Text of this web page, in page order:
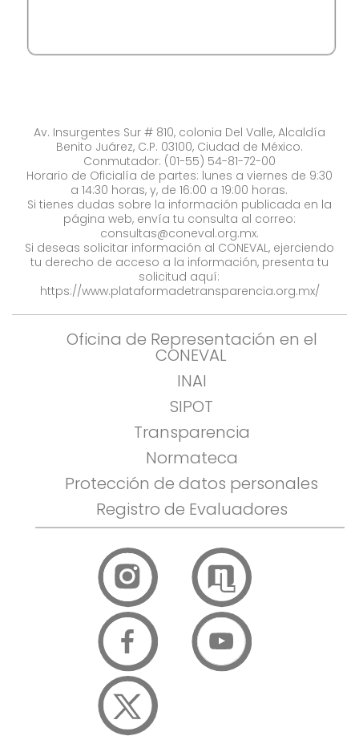
Av. Insurgentes Sur # 810, colonia Del Valle, Alcaldía
Benito Juárez, C.P. 03100, Ciudad de México.
Conmutador: (01-55) 54-81-72-00
Horario de Oficialía de partes: lunes a viernes de 9:30
a 14:30 horas, y, de 16:00 a 19:00 horas.
Si tienes dudas sobre la información publicada en la
página web, envía tu consulta al correo:
consultas@coneval.org.mx.
Si deseas solicitar información al CONEVAL, ejerciendo
tu derecho de acceso a la información, presenta tu
solicitud aquí:
https://www.plataformadetransparencia.org.mx/
Oficina de Representación en el
CONEVAL
INAI
SIPOT
Transparencia
Normateca
Protección de datos personales
Registro de Evaluadores